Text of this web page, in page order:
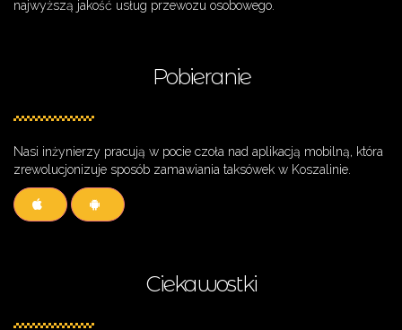
najwyższą jakość usług przewozu osobowego.
Pobieranie
Nasi inżynierzy pracują w pocie czoła nad aplikacją mobilną, która
zrewolucjonizuje sposób zamawiania taksówek w Koszalinie.
Ciekawostki